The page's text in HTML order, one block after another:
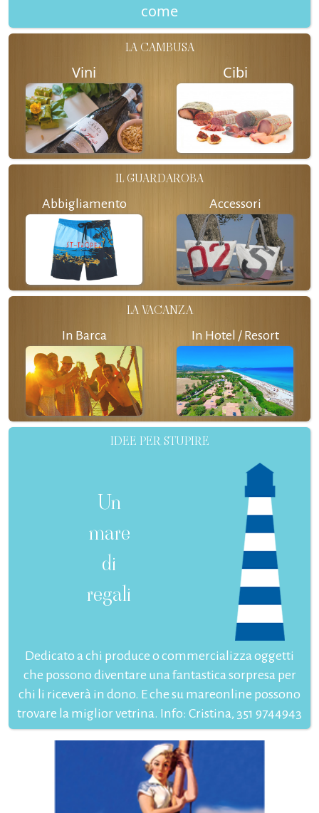
come
LA CAMBUSA
Vini Cibi
IL GUARDAROBA
Abbigliamento Accessori
LA VACANZA
In Barca In Hotel / Resort
IDEE PER STUPIRE
Un
mare
di
regali
Dedicato a chi produce o commercializza oggetti
che possono diventare una fantastica sorpresa per
chi li riceverà in dono. E che su mareonline possono
trovare la miglior vetrina. Info: Cristina, 351 9744943